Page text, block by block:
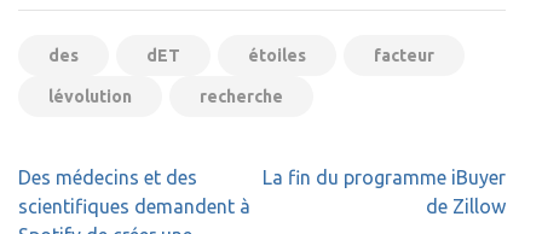
des dET étoiles facteur
lévolution recherche
Navigation
de
Des médecins et des
scientifiques demandent à
La fin du programme iBuyer
de Zillow